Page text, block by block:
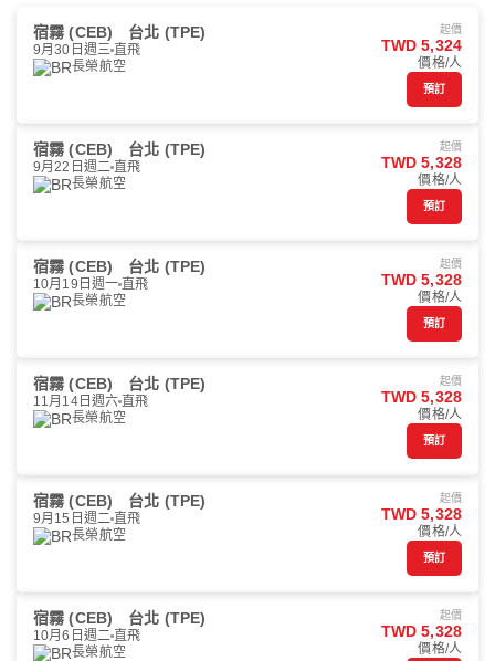
宿霧 (CEB) 台北 (TPE)
9月30日週三 直飛
長榮航空
起價
TWD 5,324
價格/人
預訂
宿霧 (CEB) 台北 (TPE)
9月22日週二 直飛
長榮航空
起價
TWD 5,328
價格/人
預訂
宿霧 (CEB) 台北 (TPE)
10月19日週一 直飛
長榮航空
起價
TWD 5,328
價格/人
預訂
宿霧 (CEB) 台北 (TPE)
11月14日週六 直飛
長榮航空
起價
TWD 5,328
價格/人
預訂
宿霧 (CEB) 台北 (TPE)
9月15日週二 直飛
長榮航空
起價
TWD 5,328
價格/人
預訂
宿霧 (CEB) 台北 (TPE)
10月6日週二 直飛
長榮航空
起價
TWD 5,328
價格/人